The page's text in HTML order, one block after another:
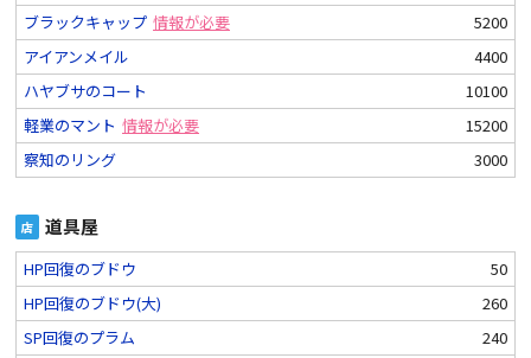
ブラックキャップ 情報が必要
5200
アイアンメイル
4400
ハヤブサのコート
10100
軽業のマント 情報が必要
15200
察知のリング
3000
店 道具屋
HP回復のブドウ
50
HP回復のブドウ(大)
260
SP回復のプラム
240